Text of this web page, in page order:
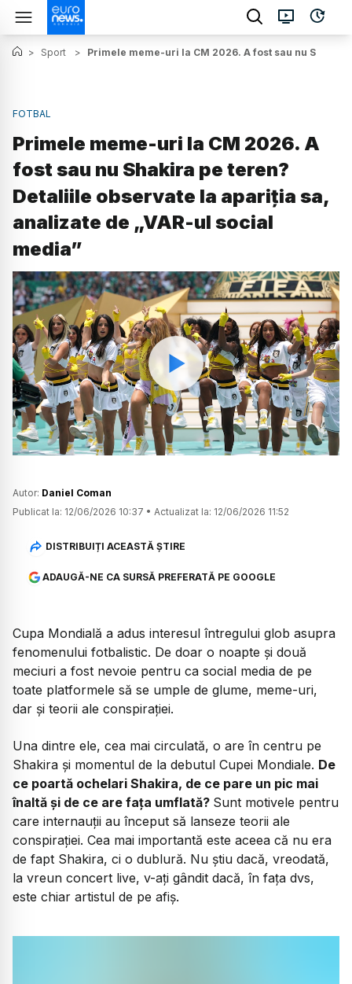
> Sport > Primele meme-uri la CM 2026. A fost sau nu
FOTBAL
Primele meme-uri la CM 2026. A
fost sau nu Shakira pe teren?
Detaliile observate la apariția sa,
analizate de „VAR-ul social
media”
Watch
Autor: Daniel Coman
Publicat la: 12/06/2026 10:37 • Actualizat la: 12/06/2026 11:52
DISTRIBUIȚI ACEASTĂ ȘTIRE
ADAUGĂ-NE CA SURSĂ PREFERATĂ PE GOOGLE
Cupa Mondială a adus interesul întregului glob asupra
fenomenului fotbalistic. De doar o noapte și două
meciuri a fost nevoie pentru ca social media de pe
toate platformele să se umple de glume, meme-uri,
dar și teorii ale conspirației.
Una dintre ele, cea mai circulată, o are în centru pe
Shakira și momentul de la debutul Cupei Mondiale. De
ce poartă ochelari Shakira, de ce pare un pic mai
înaltă și de ce are fața umflată? Sunt motivele pentru
care internauții au început să lanseze teorii ale
conspirației. Cea mai importantă este aceea că nu era
de fapt Shakira, ci o dublură. Nu știu dacă, vreodată,
la vreun concert live, v-ați gândit dacă, în fața dvs,
este chiar artistul de pe afiș.